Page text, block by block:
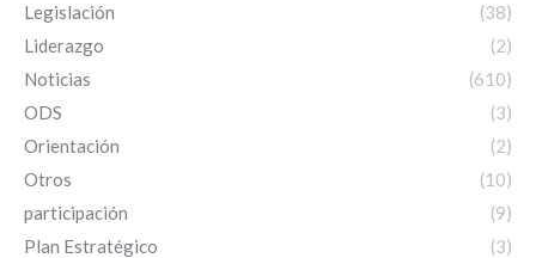
Legislación
(38)
Liderazgo
(2)
Noticias
(610)
ODS
(3)
Orientación
(2)
Otros
(10)
participación
(9)
Plan Estratégico
(3)